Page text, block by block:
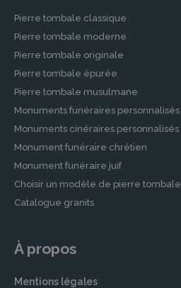
Pierre tombale classique
Pierre tombale moderne
Pierre tombale originale
Pierre tombale épurée
Pierre tombale musulmane
Monuments funéraires personnalisés
Monuments cinéraires personnalisés
Monument funéraire chrétien
Monument funéraire juif
Choisir un modèle de pierre tombale
Catalogue granits
À propos
Mentions légales